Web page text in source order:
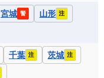
宮城 警 山形 注
千葉 注 茨城 注